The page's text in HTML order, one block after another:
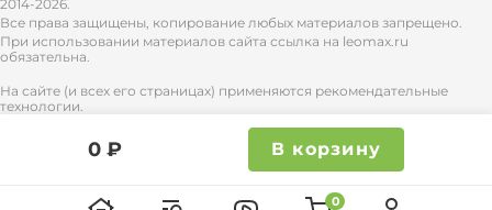
0
0 ₽ В корзину
2014-2026.
Все права защищены, копирование любых материалов запрещено.
При использовании материалов сайта ссылка на leomax.ru
обязательна.
На сайте (и всех его страницах) применяются рекомендательные
технологии.